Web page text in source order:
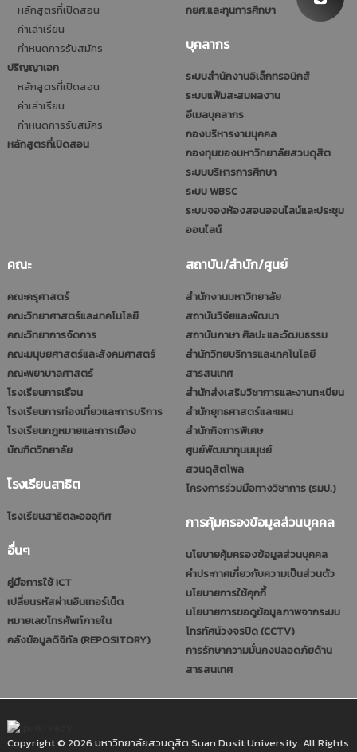
หลักสูตรที่เปิดสอน
ค่าเล่าเรียน
กำหนดการรับสมัคร
ปริญญาเอก
หลักสูตรที่เปิดสอน
ค่าเล่าเรียน
กำหนดการรับสมัคร
หลักสูตรที่เปิดสอน
กยศ.และทุนการศึกษา
บุคลากร
ระบบสำนักงานอิเล็กทรอนิกส์
ระบบแฟ้มสะสมผลงาน
อีเมลบุคลากร
กองบริหารงานบุคคล
กองทุนของมหาวิทยาลัยสวนดุสิต
ระบบบริหารการศึกษา
ระบบ WBSC
ระบบจองห้องสอนออนไลน์และประชุม
ออนไลน์
คณะ
คณะครุศาสตร์
คณะวิทยาศาสตร์และเทคโนโลยี
คณะวิทยาการจัดการ
คณะมนุษยศาสตร์และสังคมศาสตร์
คณะพยาบาลศาสตร์
โรงเรียนการเรือน
โรงเรียนการท่องเที่ยวและการบริการ
โรงเรียนกฎหมายและการเมือง
บัณฑิตวิทยาลัย
โรงเรียนสาธิต
โรงเรียนสาธิตละอออุทิศ
อื่นๆ
คู่มือการใช้ ICT
เปลี่ยนรหัสผ่านอินเทอร์เน็ต
หมายเลขโทรศัพท์ภายใน
คลังข้อมูลดิจิทัล (REPOSITORY)
สถาบัน/สำนัก/ศูนย์
สำนักงานมหาวิทยาลัย
สถาบันวิจัยและพัฒนา
สถาบันภาษา ศิลปะ และวัฒนธรรม
สำนักวิทยบริการและเทคโนโลยี
สารสนเทศ
สำนักส่งเสริมวิชาการและงานทะเบียน
สำนักยุทธศาสตร์และแผน
สำนักกิจการพิเศษ
ศูนย์พัฒนาทุนมนุษย์
สวนดุสิตโพล
โครงการร่วมมือทางวิชาการ (รมป.)
การคุ้มครองข้อมูลส่วนบุคคล
นโยบายคุ้มครองข้อมูลส่วนบุคคล
คำประกาศเกี่ยวกับความเป็นส่วนตัว
นโยบายการใช้คุกกี้
นโยบายการขอดูข้อมูลภาพจากระบบ
โทรทัศน์วงจรปิด (CCTV)
การรักษาความมั่นคงปลอดภัยด้าน
สารสนเทศ
Copyright © 2026 มหาวิทยาลัยสวนดุสิต Suan Dusit University. All Rights